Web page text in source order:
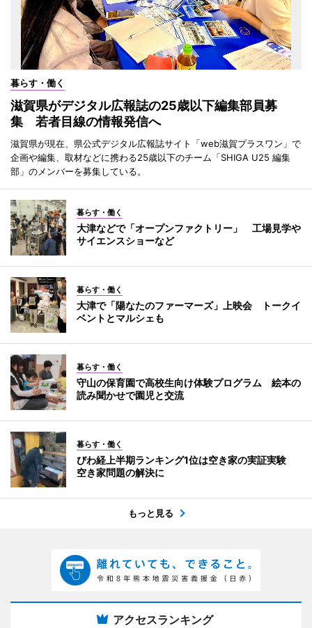
暮らす・働く
滋賀県がデジタル広報誌の25歳以下編集部員募
集 若者目線の情報発信へ
滋賀県が現在、県公式デジタル広報誌サイト「web滋賀プラスワン」で
企画や編集、取材などに携わる25歳以下のチーム「SHIGA U25 編集
部」のメンバーを募集している。
暮らす・働く
大津などで「オープンファクトリー」 工場見学や
サイエンスショーなど
暮らす・働く
大津で「陽なたのファーマーズ」上映会 トークイ
ベントとマルシェも
暮らす・働く
守山の保育園で高校生向け体験プログラム 絵本の
読み聞かせで園児と交流
暮らす・働く
びわ経上半期ランキング1位は空き家の実証実験
空き家問題の解決に
もっと見る
アクセスランキング